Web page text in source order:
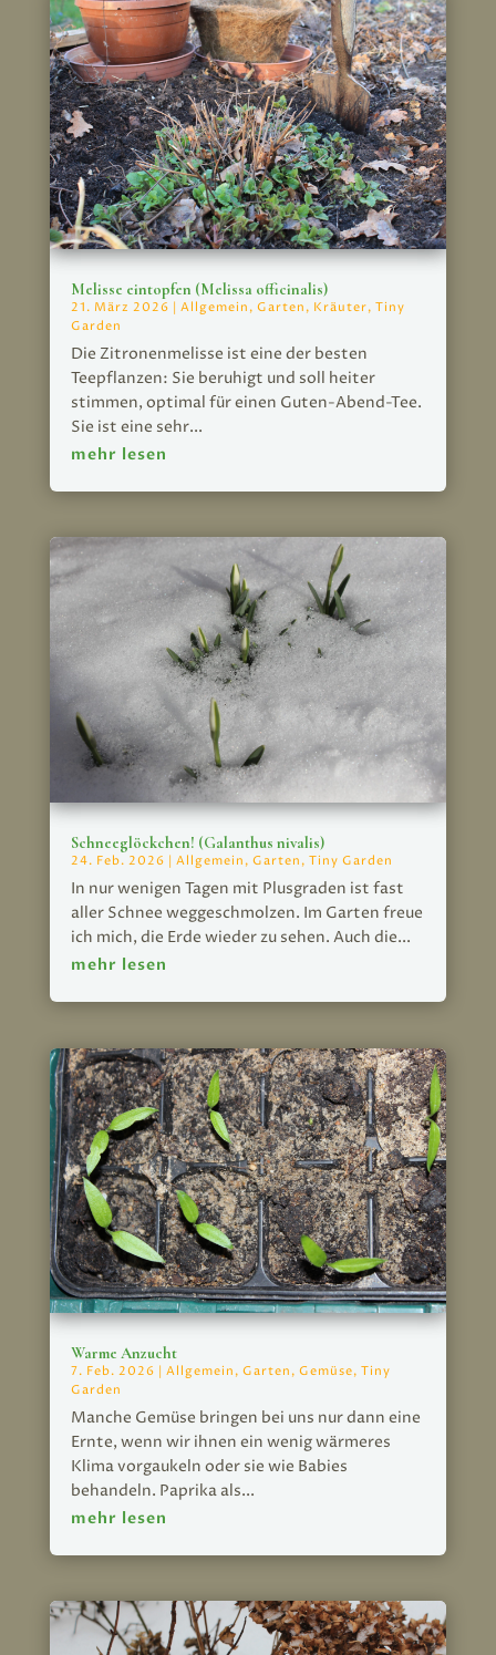
Melisse eintopfen (Melissa officinalis)
21. März 2026 | Allgemein , Garten , Kräuter, Tiny
Garden
Die Zitronenmelisse ist eine der besten
Teepflanzen: Sie beruhigt und soll heiter
stimmen, optimal für einen Guten-Abend-Tee.
Sie ist eine sehr...
mehr lesen
Schneeglöckchen! (Galanthus nivalis)
24. Feb. 2026 | Allgemein , Garten , Tiny Garden
In nur wenigen Tagen mit Plusgraden ist fast
aller Schnee weggeschmolzen. Im Garten freue
ich mich, die Erde wieder zu sehen. Auch die...
mehr lesen
Warme Anzucht
7. Feb. 2026 | Allgemein , Garten , Gemüse, Tiny
Garden
Manche Gemüse bringen bei uns nur dann eine
Ernte, wenn wir ihnen ein wenig wärmeres
Klima vorgaukeln oder sie wie Babies
behandeln. Paprika als...
mehr lesen